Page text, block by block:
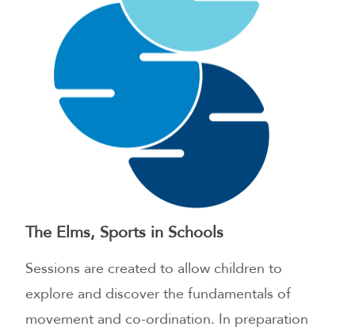
The Elms, Sports in Schools
Sessions are created to allow children to
explore and discover the fundamentals of
movement and co-ordination. In preparation